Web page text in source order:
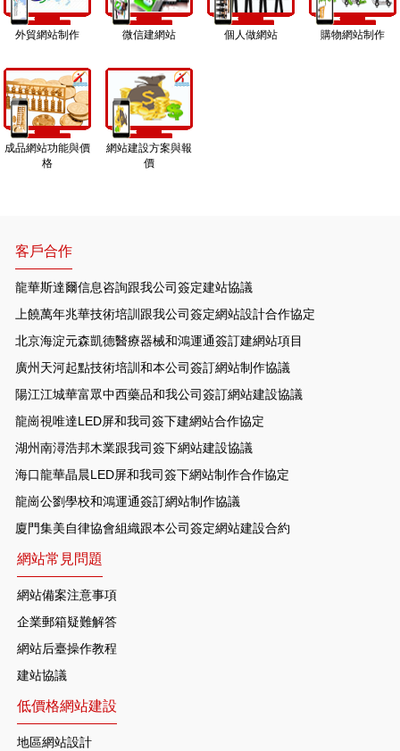
外貿網站制作 微信建網站 個人做網站 購物網站制作
成品網站功能與價
格
網站建設方案與報
價
客戶合作
龍華斯達爾信息咨詢跟我公司簽定建站協議
上饒萬年兆華技術培訓跟我公司簽定網站設計合作協定
北京海淀元森凱德醫療器械和鴻運通簽訂建網站項目
廣州天河起點技術培訓和本公司簽訂網站制作協議
陽江江城華富眾中西藥品和我公司簽訂網站建設協議
龍崗視唯達LED屏和我司簽下建網站合作協定
湖州南潯浩邦木業跟我司簽下網站建設協議
海口龍華晶晨LED屏和我司簽下網站制作合作協定
龍崗公劉學校和鴻運通簽訂網站制作協議
廈門集美自律協會組織跟本公司簽定網站建設合約
網站常見問題
網站備案注意事項
企業郵箱疑難解答
網站后臺操作教程
建站協議
低價格網站建設
地區網站設計